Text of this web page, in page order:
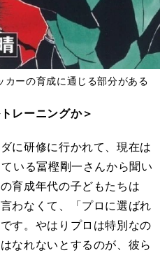
カーの育成に通じる部分がある
レーニングか＞
に研修に行かれて、現在は
いる冨樫剛一さんから聞い
育成年代の子どもたちは
わなくて、「プロに選ばれ
す。やはりプロは特別なの
なれないとするのが、彼ら